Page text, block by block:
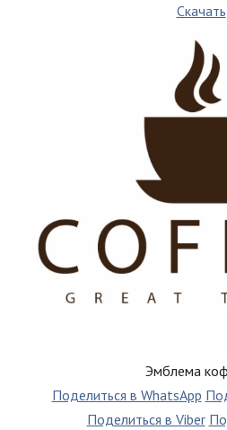
Скачать
Эмблема
Поделиться в WhatsApp
Поделиться в Viber